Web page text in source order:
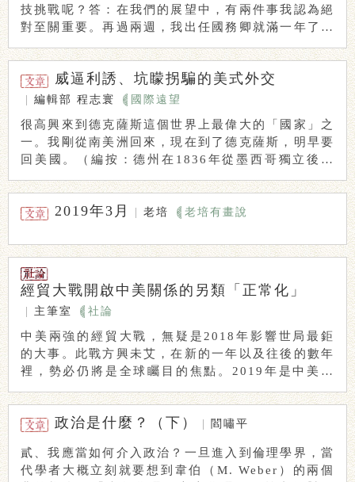
技挑戰呢？答：在我們的展望中，有兩件事我認為絕
對至關重要。再過兩週，我出任國務卿就滿一年了，
威逼利誘、坑矇拐騙的美式外交
編輯部 程志寰 國際遠望
很高興來到德克薩斯這個世界上最偉大的「國家」之
一。我剛從南美洲回來，現在到了德克薩斯，明早要
回美國。（編按：德州在1836年從墨西哥獨立後建
2019年3月 老培 老培有畫說
經貿大戰開啟中美關係的另類「正常化」
| 主筆室 社論
中美兩強的經貿大戰，無疑是2018年影響世局最鉅
的大事。此戰方興未艾，在新的一年以及往後的數年
裡，勢必仍將是全球矚目的焦點。2019年是中美關
政治是什麼？（下） 閻嘯平
貳、我應當如何介入政治？一旦進入到倫理學界，當
代學者大概立刻就要想到韋伯（M. Weber）的兩個